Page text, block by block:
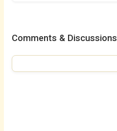
Comments & Discussions